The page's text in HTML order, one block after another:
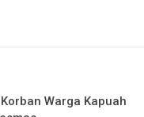
Warga Kapuah